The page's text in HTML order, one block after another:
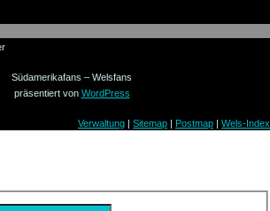
Südamerikafans – Welsfans
präsentiert von WordPress
Verwaltung Sitemap Postmap Wels-Index